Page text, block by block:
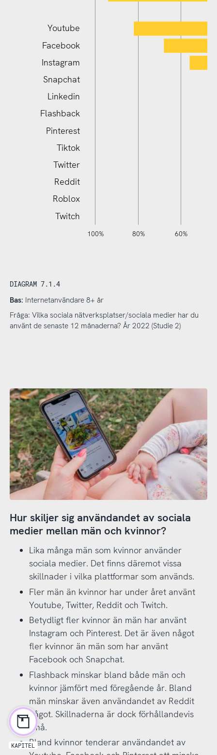
Twitch
Roblox
Reddit
Twitter
Tiktok
Pinterest
Flashback
Linkedin
Snapchat
Instagram
Facebook
Youtube
-40%
-20% 60%
80%
100%
120%
140%
DIAGRAM 7.1.4
Bas: Internetanvändare 8+ år
Fråga: Vilka sociala nätverksplatser/sociala medier har du
använt de senaste 12 månaderna? År 2022 (Studie 2)
Hur skiljer sig användandet av sociala
medier mellan män och kvinnor?
Lika många män som kvinnor använder
sociala medier. Det finns däremot vissa
skillnader i vilka plattformar som används.
Fler män än kvinnor har under året använt
Youtube, Twitter, Reddit och Twitch.
Betydligt fler kvinnor än män har använt
Instagram och Pinterest. Det är även något
fler kvinnor än män som har använt
Facebook och Snapchat.
Flashback minskar bland både män och
kvinnor jämfört med föregående år. Bland
män minskar även användandet av Reddit
något. Skillnaderna är dock förhållandevis
små.
Bland kvinnor tenderar användandet av
KAPITEL